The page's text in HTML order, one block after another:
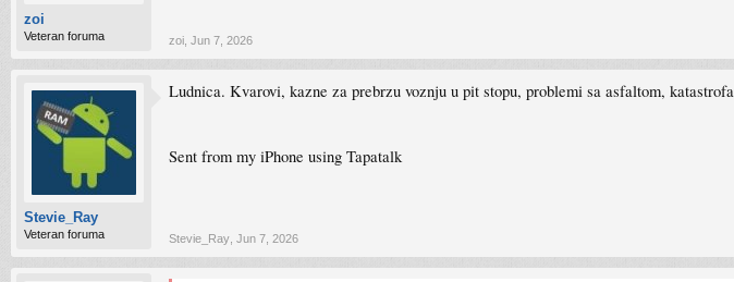
zoi
Veteran foruma zoi Jun 7, 2026
Stevie_Ray
Veteran foruma
Ludnica. Kvarovi, kazne za prebrzu voznju u pit stopu, problemi sa asfaltom,
Sent from my iPhone using Tapatalk
Stevie_Ray Jun 7, 2026